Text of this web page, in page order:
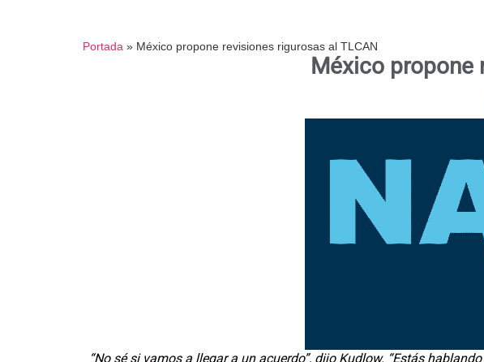
Portada » México propone revisiones rigurosas al TLCAN
México propone
“No sé si vamos a llegar a un acuerdo”, dijo Kudlow. “Estás